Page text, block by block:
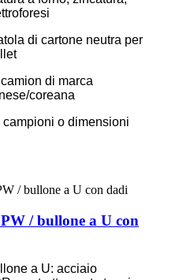
di cartone neutra per
di marca
coreana
o dimensioni
/ bullone a U con
a U: acciaio